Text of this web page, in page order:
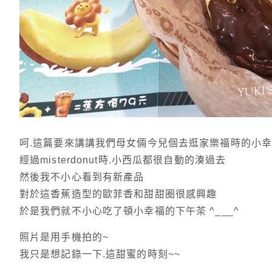
呵.這篇要來講講我們母女倆今兒個去逛家樂福時的小
經過misterdonut時.小西瓜都很自動的湊過去
然後我不小心看到有新產品
對於這香蕉造型的歐菲香和甜甜圈很感興趣
於是我們就不小心吃了頓小幸福的下午茶 ^___^
照片是用手機拍的~
我只是想記錄一下.這甜蜜的時刻~~